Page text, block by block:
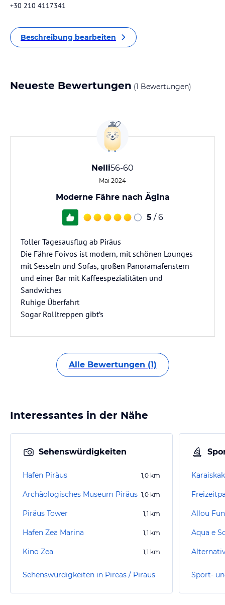
+30 210 4117341
Beschreibung bearbeiten
Neueste Bewertungen (1 Bewertungen)
Nelli56-60
Mai 2024
Moderne Fähre nach Ägina
5 / 6
Toller Tagesausflug ab Piräus
Die Fähre Foivos ist modern, mit schönen Lounges
mit Sesseln und Sofas, großen Panoramafenstern
und einer Bar mit Kaffeespezialitäten und
Sandwiches
Ruhige Überfahrt
Sogar Rolltreppen gibt’s
Alle Bewertungen (1)
Interessantes in der Nähe
Sehenswürdigkeiten
Hafen Piräus 1,0 km
Archäologisches Museum Piräus 1,0 km
Piräus Tower 1,1 km
Hafen Zea Marina 1,1 km
Kino Zea 1,1 km
Sehenswürdigkeiten in Pireas / Piräus
Allou
Aqua e